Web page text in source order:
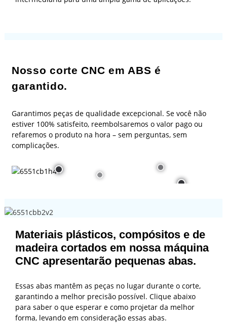
Nosso corte CNC em ABS é
garantido.
Garantimos peças de qualidade excepcional. Se você não
estiver 100% satisfeito, reembolsaremos o valor pago ou
refaremos o produto na hora – sem perguntas, sem
complicações.
Materiais plásticos, compósitos e de
madeira cortados em nossa máquina
CNC apresentarão pequenas abas.
Essas abas mantêm as peças no lugar durante o corte,
garantindo a melhor precisão possível. Clique abaixo
para saber o que esperar e como projetar da melhor
forma, levando em consideração essas abas.